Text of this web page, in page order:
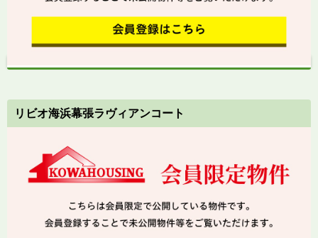
リビオ海浜幕張ラヴィアンコート